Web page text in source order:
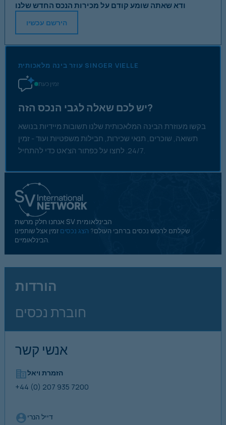
ודא שאתה שומע קודם על מכירות הנכס החדש שלנו
הירשם עכשיו
עוזר בינה מלאכותית SINGER VIELLE
זמין כעת
יש לכם שאלה לגבי הנכס הזה?
בקשו מעוזרת הבינה המלאכותית שלנו תשובות מיידיות בנושא
תשואה, שוכרים, תנאי שכירות, חבילות משפטיות ועוד - זמין
24/7. לחצו על כפתור הצ'אט כדי להתחיל.
אנחנו חלק מרשת SV הבינלאומית
שקלתם לרכוש נכסים ברחבי העולם? הצג נכסים זמין אצל שותפינו
הורדות
חוברת נכסים
אנשי קשר
הזמרת ויאל
+44 (0) 207 935 7200
דייל הנרי